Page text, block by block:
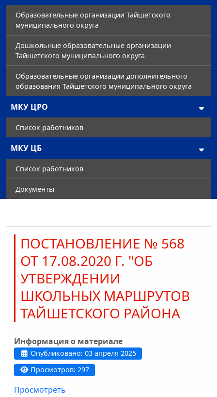
Образовательные организации Тайшетского
муниципального округа
Дошкольные образовательные организации
Тайшетского муниципального округа
Образовательные организации дополнительного
образования Тайшетского муниципального округа
МКУ ЦРО
Список работников
МКУ ЦБ
Список работников
Документы
ПОСТАНОВЛЕНИЕ № 568
ОТ 17.08.2020 Г. "ОБ
УТВЕРЖДЕНИИ
ШКОЛЬНЫХ МАРШРУТОВ
ТАЙШЕТСКОГО РАЙОНА
Информация о материале
Опубликовано: 03 апреля 2025
Просмотров: 297
Просмотреть